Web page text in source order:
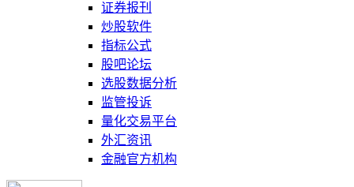
证券报刊
炒股软件
指标公式
股吧论坛
选股数据分析
监管投诉
量化交易平台
外汇资讯
金融官方机构